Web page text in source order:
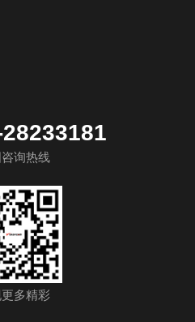
询热线
多精彩